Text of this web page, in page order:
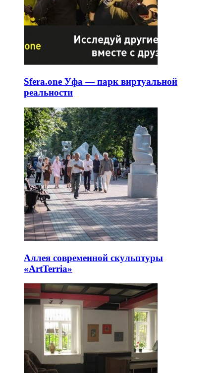
Sfera.one Уфа — парк виртуальной
реальности
Аллея современной скульптуры
«ArtTerria»